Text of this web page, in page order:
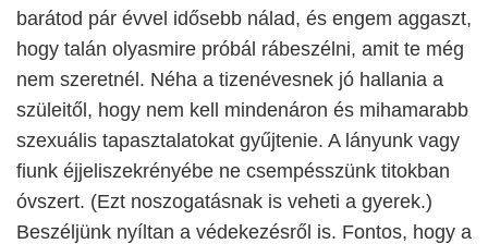
barátod pár évvel idősebb nálad, és engem aggaszt,
hogy talán olyasmire próbál rábeszélni, amit te még
nem szeretnél. Néha a tizenévesnek jó hallania a
szüleitől, hogy nem kell mindenáron és mihamarabb
szexuális tapasztalatokat gyűjtenie. A lányunk vagy
fiunk éjjeliszekrényébe ne csempésszünk titokban
óvszert. (Ezt noszogatásnak is veheti a gyerek.)
Beszéljünk nyíltan a védekezésről is. Fontos, hogy a